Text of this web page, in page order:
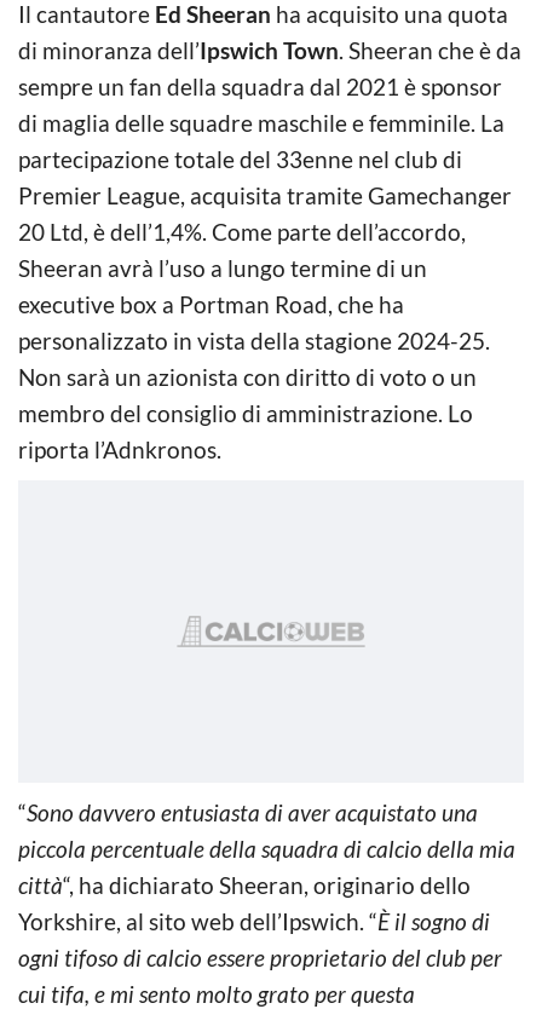
Il cantautore Ed Sheeran ha acquisito una quota
di minoranza dell’Ipswich Town. Sheeran che è da
sempre un fan della squadra dal 2021 è sponsor
di maglia delle squadre maschile e femminile. La
partecipazione totale del 33enne nel club di
Premier League, acquisita tramite Gamechanger
20 Ltd, è dell’1,4%. Come parte dell’accordo,
Sheeran avrà l’uso a lungo termine di un
executive box a Portman Road, che ha
personalizzato in vista della stagione 2024-25.
Non sarà un azionista con diritto di voto o un
membro del consiglio di amministrazione. Lo
riporta l’Adnkronos.
“Sono davvero entusiasta di aver acquistato una
piccola percentuale della squadra di calcio della mia
città“, ha dichiarato Sheeran, originario dello
Yorkshire, al sito web dell’Ipswich. “È il sogno di
ogni tifoso di calcio essere proprietario del club per
cui tifa, e mi sento molto grato per questa